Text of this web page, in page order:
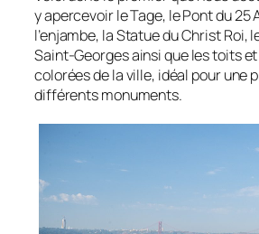
y apercevoir le Tage, le Pont du 25
l’enjambe, la Statue du Christ Roi,
Saint-Georges ainsi que les toits
colorées de la ville, idéal pour une
différents monuments.